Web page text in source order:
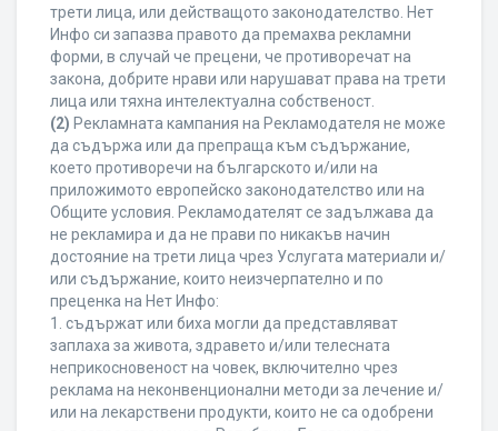
трети лица, или действащото законодателство. Нет
Инфо си запазва правото да премахва рекламни
форми, в случай че прецени, че противоречат на
закона, добрите нрави или нарушават права на трети
лица или тяхна интелектуална собственост.
(2) Рекламната кампания на Рекламодателя не може
да съдържа или да препраща към съдържание,
което противоречи на българското и/или на
приложимото европейско законодателство или на
Общите условия. Рекламодателят се задължава да
не рекламира и да не прави по никакъв начин
достояние на трети лица чрез Услугата материали и/
или съдържание, които неизчерпателно и по
преценка на Нет Инфо:
1. съдържат или биха могли да представляват
заплаха за живота, здравето и/или телесната
неприкосновеност на човек, включително чрез
реклама на неконвенционални методи за лечение и/
или на лекарствени продукти, които не са одобрени